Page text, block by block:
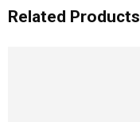
Related Products